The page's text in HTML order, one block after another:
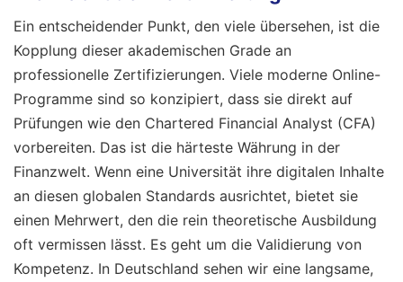
Ein entscheidender Punkt, den viele übersehen, ist die
Kopplung dieser akademischen Grade an
professionelle Zertifizierungen. Viele moderne Online-
Programme sind so konzipiert, dass sie direkt auf
Prüfungen wie den Chartered Financial Analyst (CFA)
vorbereiten. Das ist die härteste Währung in der
Finanzwelt. Wenn eine Universität ihre digitalen Inhalte
an diesen globalen Standards ausrichtet, bietet sie
einen Mehrwert, den die rein theoretische Ausbildung
oft vermissen lässt. Es geht um die Validierung von
Kompetenz. In Deutschland sehen wir eine langsame,